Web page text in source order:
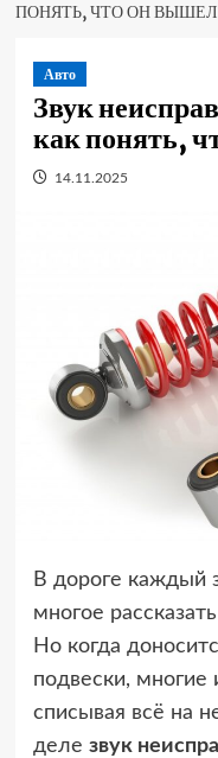
ПОНЯТЬ, ЧТО ОН ВЫШЕЛ
Авто
Звук
как понять,
14.11.2025
В дороге каждый
многое
Но когда
подвески, многие
списывая всё на
деле звук